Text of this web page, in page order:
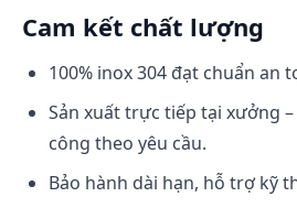
Cam kết chất lượng
100% inox 304 đạt chuẩn an
Sản xuất trực tiếp tại xưởng
công theo yêu cầu.
Bảo hành dài hạn, hỗ trợ kỹ